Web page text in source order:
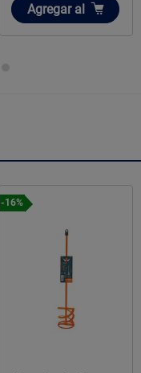
Añadir
Agregar al
-16%